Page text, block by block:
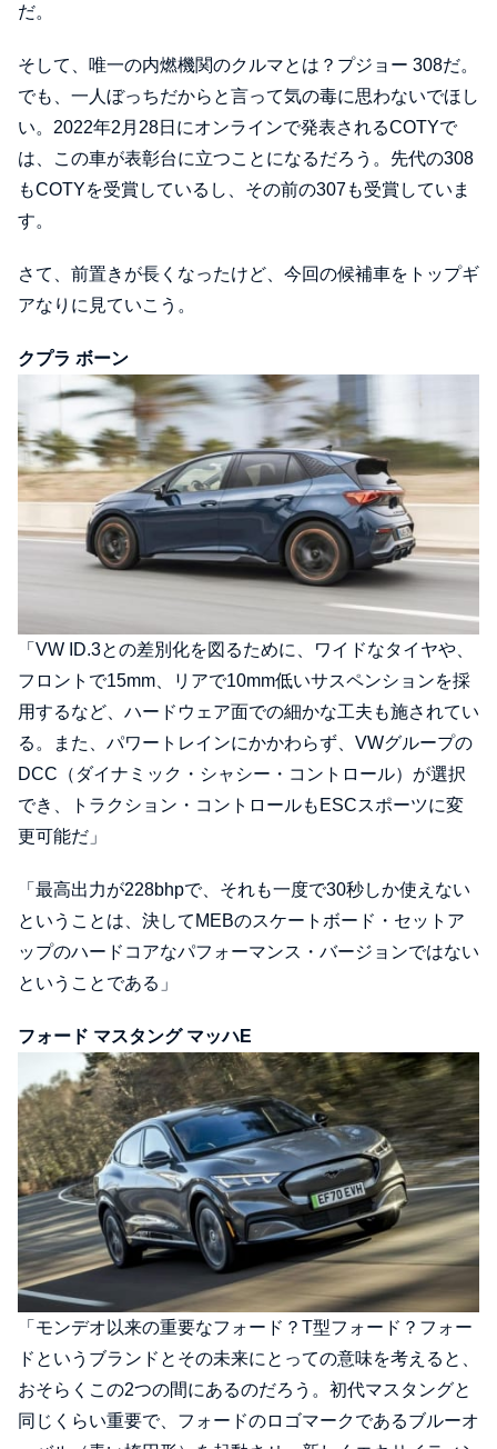
だ。
そして、唯一の内燃機関のクルマとは？プジョー 308だ。
でも、一人ぼっちだからと言って気の毒に思わないでほし
い。2022年2月28日にオンラインで発表されるCOTYで
は、この車が表彰台に立つことになるだろう。先代の308
もCOTYを受賞しているし、その前の307も受賞していま
す。
さて、前置きが長くなったけど、今回の候補車をトップギ
アなりに見ていこう。
クプラ ボーン
「VW ID.3との差別化を図るために、ワイドなタイヤや、
フロントで15mm、リアで10mm低いサスペンションを採
用するなど、ハードウェア面での細かな工夫も施されてい
る。また、パワートレインにかかわらず、VWグループの
DCC（ダイナミック・シャシー・コントロール）が選択
でき、トラクション・コントロールもESCスポーツに変
更可能だ」
「最高出力が228bhpで、それも一度で30秒しか使えない
ということは、決してMEBのスケートボード・セットア
ップのハードコアなパフォーマンス・バージョンではない
ということである」
フォード マスタング マッハE
「モンデオ以来の重要なフォード？T型フォード？フォー
ドというブランドとその未来にとっての意味を考えると、
おそらくこの2つの間にあるのだろう。初代マスタングと
同じくらい重要で、フォードのロゴマークであるブルーオ